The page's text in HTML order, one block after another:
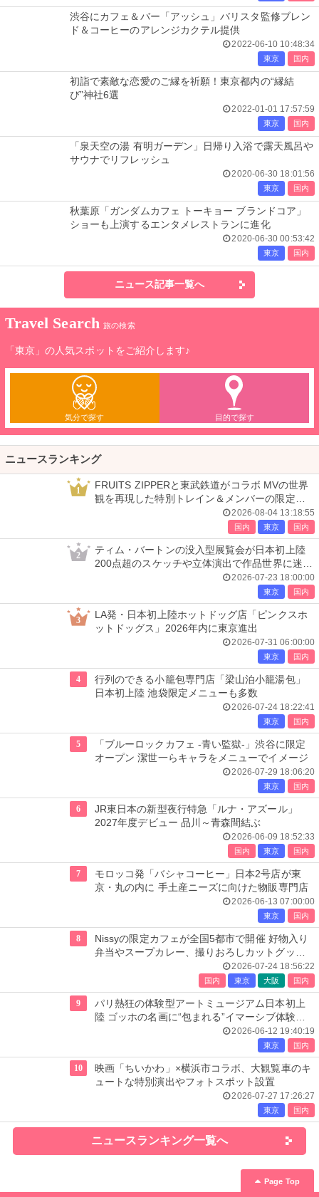
渋谷にカフェ＆バー「アッシュ」バリスタ監修ブレン
ド＆コーヒーのアレンジカクテル提供
2022-06-10 10:48:34
東京 国内
初詣で素敵な恋愛のご縁を祈願！東京都内の“縁結
び”神社6選
2022-01-01 17:57:59
東京 国内
「泉天空の湯 有明ガーデン」日帰り入浴で露天風呂や
サウナでリフレッシュ
2020-06-30 18:01:56
東京 国内
秋葉原「ガンダムカフェ トーキョー ブランドコア」
ショーも上演するエンタメレストランに進化
2020-06-30 00:53:42
東京 国内
ニュース記事一覧へ
Travel Search 旅の検索
「東京」の人気スポットをご紹介します♪
気分で探す 目的で探す
ニュースランキング
1
FRUITS ZIPPERと東武鉄道がコラボ MVの世界
観を再現した特別トレイン＆メンバーの限定ア
2026-08-04 13:18:55
国内 東京 国内
2
ティム・バートンの没入型展覧会が日本初上陸
200点超のスケッチや立体演出で作品世界に迷い
2026-07-23 18:00:00
東京 国内
3
LA発・日本初上陸ホットドッグ店「ピンクスホ
ットドッグス」2026年内に東京進出
2026-07-31 06:00:00
東京 国内
4
行列のできる小籠包専門店「梁山泊小籠湯包」
日本初上陸 池袋限定メニューも多数
2026-07-24 18:22:41
東京 国内
5
「ブルーロックカフェ -青い監獄-」渋谷に限定
オープン 潔世一らキャラをメニューでイメージ
2026-07-29 18:06:20
東京 国内
6
JR東日本の新型夜行特急「ルナ・アズール」
2027年度デビュー 品川～青森間結ぶ
2026-06-09 18:52:33
国内 東京 国内
7
モロッコ発「バシャコーヒー」日本2号店が東
京・丸の内に 手土産ニーズに向けた物販専門店
2026-06-13 07:00:00
東京 国内
8
Nissyの限定カフェが全国5都市で開催 好物入り
弁当やスープカレー、撮りおろしカットグッズ
2026-07-24 18:56:22
国内 東京 大阪 国内
9
パリ熱狂の体験型アートミュージアム日本初上
陸 ゴッホの名画に“包まれる”イマーシブ体験＜
レーヴ・デ・リュミエール＞
2026-06-12 19:40:19
東京 国内
10
映画「ちいかわ」×横浜市コラボ、大観覧車のキ
ュートな特別演出やフォトスポット設置
2026-07-27 17:26:27
東京 国内
ニュースランキング一覧へ
Page Top